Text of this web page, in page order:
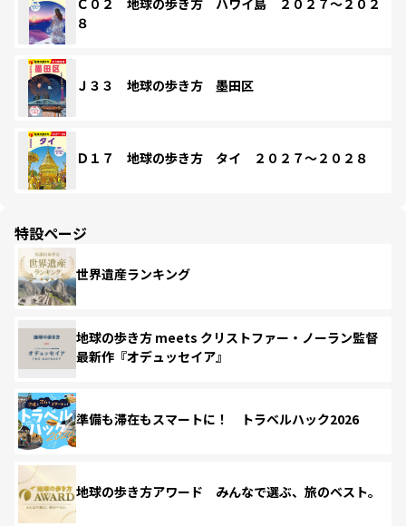
８
Ｊ３３ 地球の歩き方 墨田区
Ｄ１７ 地球の歩き方 タイ ２０２７～２０２８
特設ページ
世界遺産ランキング
地球の歩き方 meets クリストファー・ノーラン監督
最新作『オデュッセイア』
準備も滞在もスマートに！ トラベルハック2026
地球の歩き方アワード みんなで選ぶ、旅のベスト。